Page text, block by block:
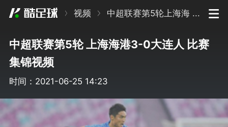
视频 中超联赛第5轮上海海 ...
中超联赛第5轮 上海海港3-0大连人 比赛
集锦视频
时间：2021-06-25 14:23